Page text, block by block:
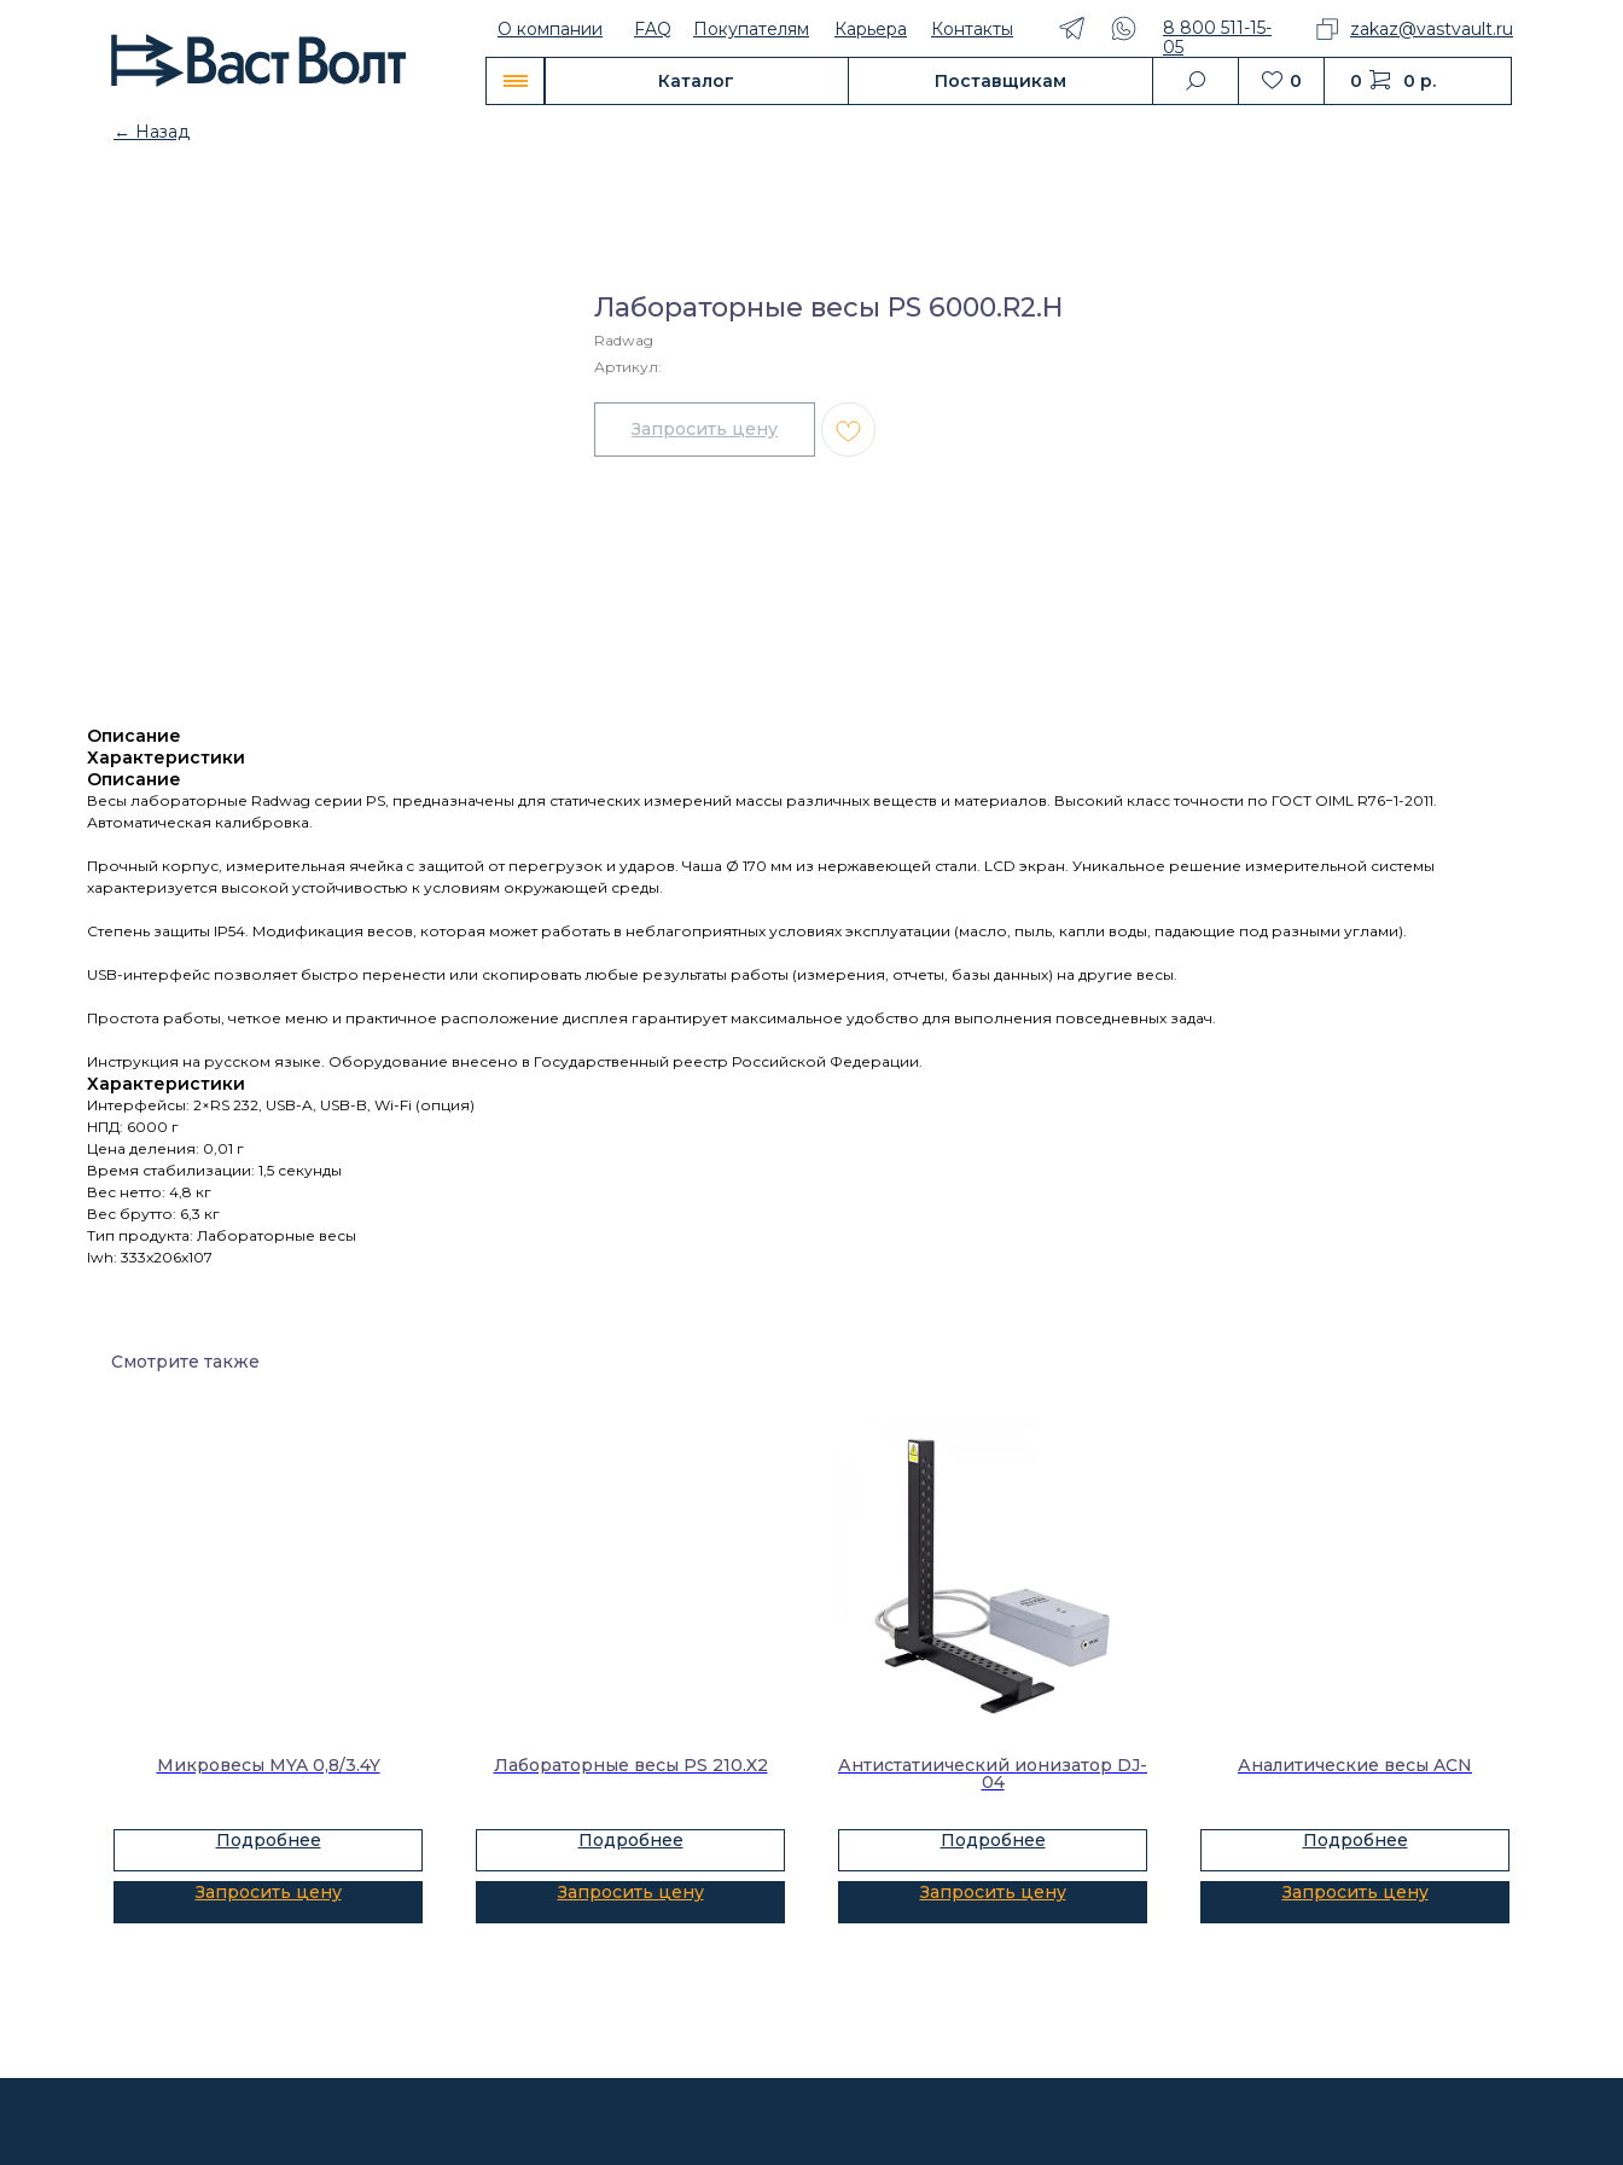
0
О компании Покупателям
FAQ Контакты
8 800 511-15-
05
zakaz@vastvault.ru
0 р.
0
← Назад
Каталог Поставщикам
Карьера
Лабораторные весы PS 6000.R2.H
Radwag
Артикул:
Описание
Характеристики
Описание
Весы лабораторные Radwag серии PS, предназначены для статических измерений массы различных веществ и материалов. Высокий класс точности по ГОСТ OIML R76−1-2011.
Автоматическая калибровка.
Прочный корпус, измерительная ячейка c защитой от перегрузок и ударов. Чаша Ø 170 мм из нержавеющей стали. LCD экран. Уникальное решение измерительной системы
характеризуется высокой устойчивостью к условиям окружающей среды.
Степень защиты IP54. Модификация весов, которая может работать в неблагоприятных условиях эксплуатации (масло, пыль, капли воды, падающие под разными углами).
USB-интерфейс позволяет быстро перенести или скопировать любые результаты работы (измерения, отчеты, базы данных) на другие весы.
Простота работы, четкое меню и практичное расположение дисплея гарантирует максимальное удобство для выполнения повседневных задач.
Инструкция на русском языке. Оборудование внесено в Государственный реестр Российской Федерации.
Характеристики
Интерфейсы: 2×RS 232, USB-A, USB-B, Wi-Fi (опция)
НПД: 6000 г
Цена деления: 0,01 г
Время стабилизации: 1,5 секунды
Вес нетто: 4,8 кг
Вес брутто: 6,3 кг
Тип продукта: Лабораторные весы
lwh: 333x206x107
Смотрите также
Микровесы MYA 0,8/3.4Y
Подробнее
Лабораторные весы PS 210.X2
Подробнее
Антистатиический ионизатор DJ-
04
Подробнее
Аналитические весы ACN
Подробнее